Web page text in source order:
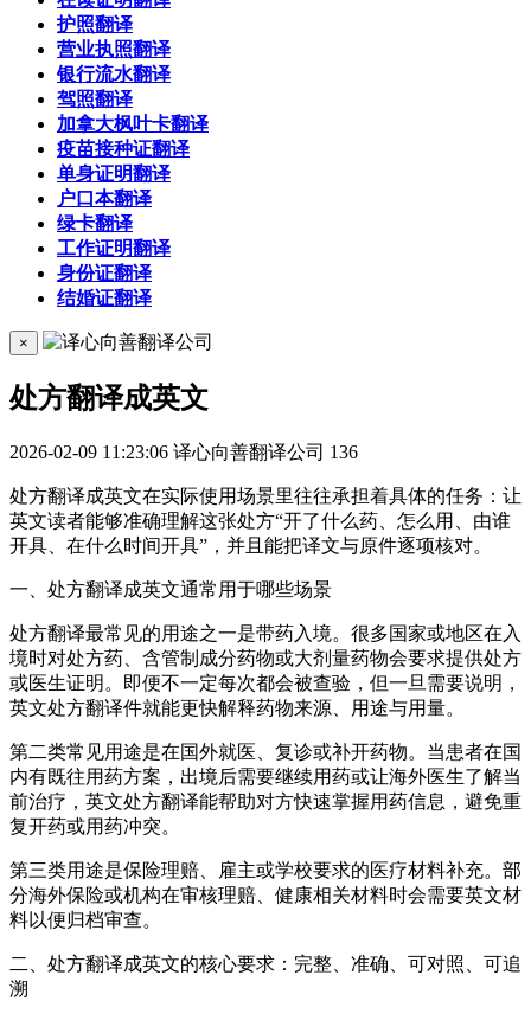
护照翻译
营业执照翻译
银行流水翻译
驾照翻译
加拿大枫叶卡翻译
疫苗接种证翻译
单身证明翻译
户口本翻译
绿卡翻译
工作证明翻译
身份证翻译
结婚证翻译
×
处方翻译成英文
2026-02-09 11:23:06 译心向善翻译公司 136
处方翻译成英文在实际使用场景里往往承担着具体的任务：让
英文读者能够准确理解这张处方“开了什么药、怎么用、由谁
开具、在什么时间开具”，并且能把译文与原件逐项核对。
一、处方翻译成英文通常用于哪些场景
处方翻译最常见的用途之一是带药入境。很多国家或地区在入
境时对处方药、含管制成分药物或大剂量药物会要求提供处方
或医生证明。即便不一定每次都会被查验，但一旦需要说明，
英文处方翻译件就能更快解释药物来源、用途与用量。
第二类常见用途是在国外就医、复诊或补开药物。当患者在国
内有既往用药方案，出境后需要继续用药或让海外医生了解当
前治疗，英文处方翻译能帮助对方快速掌握用药信息，避免重
复开药或用药冲突。
第三类用途是保险理赔、雇主或学校要求的医疗材料补充。部
分海外保险或机构在审核理赔、健康相关材料时会需要英文材
料以便归档审查。
二、处方翻译成英文的核心要求：完整、准确、可对照、可追
溯